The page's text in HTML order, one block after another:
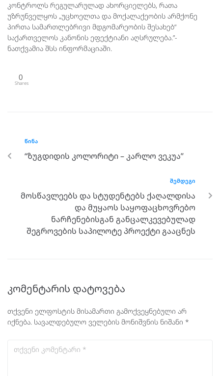
კონტროლს რეგულარულად ახორციელებს, რათა
უზრუნველყოს „უცხოელთა და მოქალაქეობის არმქონე
პირთა სამართლებრივი მდგომარეობის შესახებ“
საქართველოს კანონის ეფექტიანი აღსრულება.”-
ნათქვამია შსს ინფორმაციაში.
0
Shares
ᲬᲘᲜᲐ
“ზუგდიდის კოლორიტი – კარლო ვეკუა”
ᲨᲔᲛᲓᲔᲒᲘ
მოსწავლეებს და სტუდენტებს ქაღალდისა
და მუყაოს საყოფაცხოვრებო
ნარჩენებისგან განცალკევებულად
შეგროვების საპილოტე პროექტი გააცნეს
კომენტარის დატოვება
თქვენი ელფოსტის მისამართი გამოქვეყნებული არ
იქნება. სავალდებულო ველების მონიშვნის ნიშანი *